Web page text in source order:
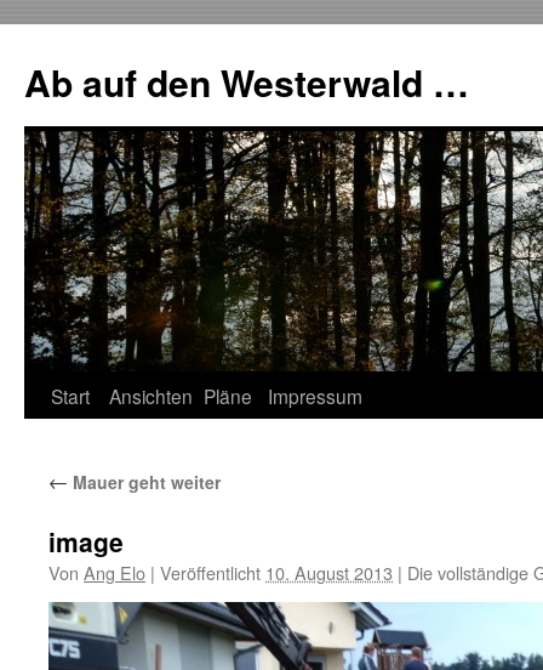
springen
Ab auf den Westerwald …
Start Ansichten Pläne Impressum
← Mauer geht weiter
image
Von Ang Elo | Veröffentlicht 10. August 2013 | Die vollständige